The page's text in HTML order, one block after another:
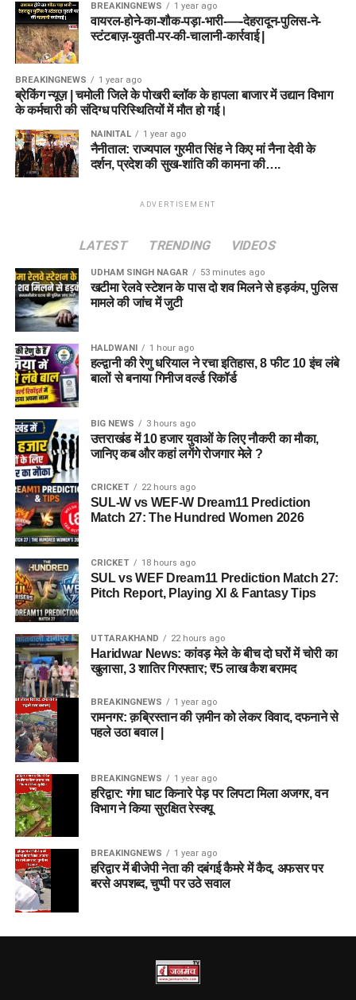
BREAKINGNEWS 1 year ago
वायरल-होने-का-शौक-पड़ा-भारी-—-देहरादून-पुलिस-ने-
स्टंटबाज़-युवती-पर-की-चालानी-कार्रवाई |
BREAKINGNEWS 1 year ago
ब्रेकिंग न्यूज़ | चमोली जिले के पोखरी ब्लॉक के हापला बाजार में उद्यान विभाग
के कर्मचारी की संदिग्ध परिस्थितियों में मौत हो गई।
NAINITAL 1 year ago
नैनीताल: राज्यपाल गुरमीत सिंह ने किए मां नैना देवी के
दर्शन, प्रदेश की सुख-शांति की कामना की….
ADVERTISEMENT
LATEST TRENDING VIDEOS
UDHAM SINGH NAGAR 53 minutes ago
खटीमा रेलवे स्टेशन के पास दो शव मिलने से हड़कंप, पुलिस
मामले की जांच में जुटी
HALDWANI 1 hour ago
हल्द्वानी की रेणु धरियाल ने रचा इतिहास, 8 फीट 10 इंच लंबे
बालों से बनाया गिनीज वर्ल्ड रिकॉर्ड
BIG NEWS 3 hours ago
उत्तराखंड में 10 हजार युवाओं के लिए नौकरी का मौका,
जानिए कब और कहां लगेंगे रोजगार मेले ?
CRICKET 22 hours ago
SUL-W vs WEF-W Dream11 Prediction
Match 27: The Hundred Women 2026
CRICKET 18 hours ago
SUL vs WEF Dream11 Prediction Match 27:
Pitch Report, Playing XI & Fantasy Tips
UTTARAKHAND 22 hours ago
Haridwar News: कांवड़ मेले के बीच दो घरों में चोरी का
खुलासा, 3 शातिर गिरफ्तार; ₹5 लाख कैश बरामद
BREAKINGNEWS 1 year ago
रामनगर: क़ब्रिस्तान की ज़मीन को लेकर विवाद, दफनाने से
पहले उठा बवाल |
BREAKINGNEWS 1 year ago
हरिद्वार: गंगा घाट किनारे पेड़ पर लिपटा मिला अजगर, वन
विभाग ने किया सुरक्षित रेस्क्यू
BREAKINGNEWS 1 year ago
हरिद्वार में बीजेपी नेता की दबंगई कैमरे में कैद, अफसर पर
बरसे अपशब्द, चुप्पी पर उठे सवाल